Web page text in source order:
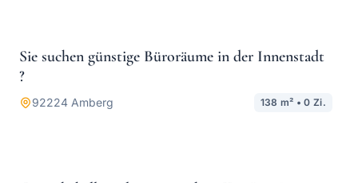
MIETE
Sie suchen günstige Büroräume in der Innenstadt
?
92224 Amberg 138 m² •0 Zi.